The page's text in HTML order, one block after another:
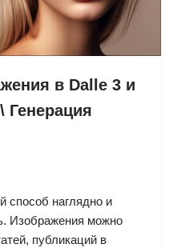
в Dalle 3 и
Генерация
способ наглядно и
Изображения можно
публикаций в